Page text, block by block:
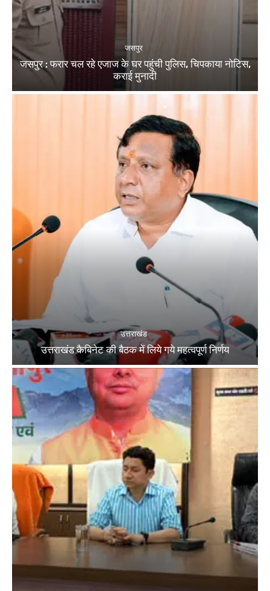
जसपुर
जसपुर : फरार चल रहे एजाज के घर पहुंची पुलिस, चिपकाया नोटिस,
कराई मुनादी
उत्तराखंड
उत्तराखंड कैबिनेट की बैठक में लिये गये महत्वपूर्ण निर्णय